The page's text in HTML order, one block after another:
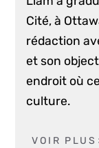
Cité, à
rédaction
et son
endroit où
culture.
VOIR PLUS